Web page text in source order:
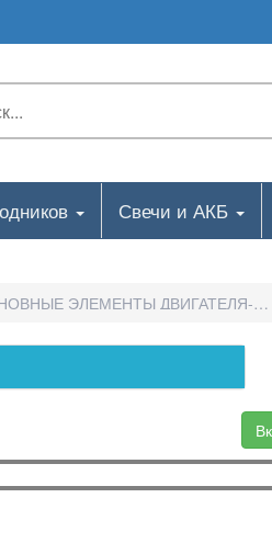
Свечи и АКБ
ЭЛЕМЕНТЫ ДВИГАТЕЛЯ-